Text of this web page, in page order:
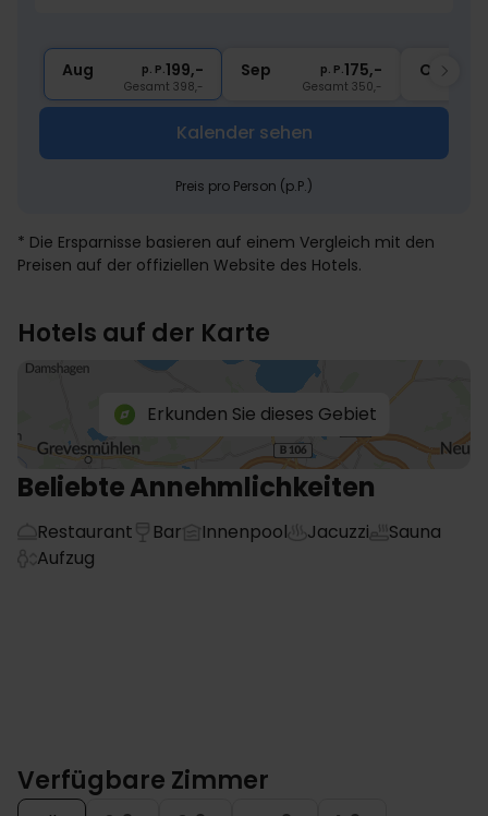
Aug p. P.199,-
Gesamt 398,-
Sep p. P.175,-
Gesamt 350,-
Okt
Kalender sehen
Preis pro Person (p.P.)
* Die Ersparnisse basieren auf einem Vergleich mit den
Preisen auf der offiziellen Website des Hotels.
Hotels auf der Karte
Erkunden Sie dieses Gebiet
Beliebte Annehmlichkeiten
Restaurant Bar Innenpool Jacuzzi
Sauna
Aufzug
Verfügbare Zimmer